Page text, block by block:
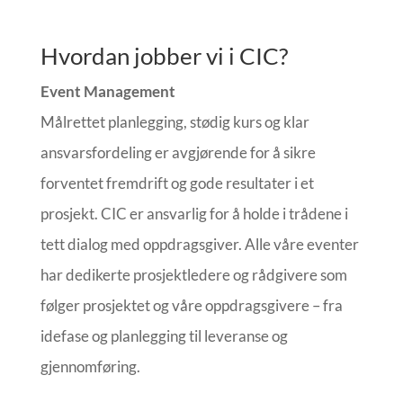
Hvordan jobber vi i CIC?
Event Management
Målrettet planlegging, stødig kurs og klar
ansvarsfordeling er avgjørende for å sikre
forventet fremdrift og gode resultater i et
prosjekt. CIC er ansvarlig for å holde i trådene i
tett dialog med oppdragsgiver. Alle våre eventer
har dedikerte prosjektledere og rådgivere som
følger prosjektet og våre oppdragsgivere – fra
idefase og planlegging til leveranse og
gjennomføring.